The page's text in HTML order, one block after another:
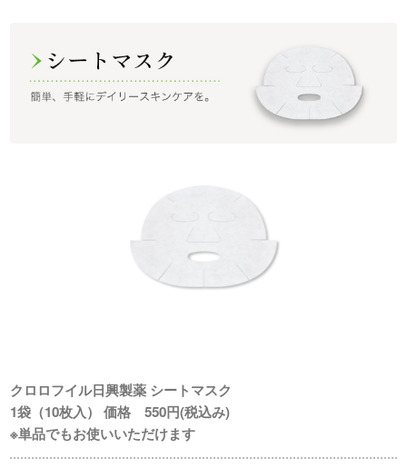
クロロフイル日興製薬 シートマスク
1袋（10枚入） 価格 550円(税込み)
※単品でもお使いいただけます